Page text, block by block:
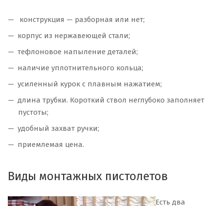
конструкция — разборная или нет;
корпус из нержавеющей стали;
тефлоновое напыление деталей;
наличие уплотнительного кольца;
усиленный курок с плавным нажатием;
длина трубки. Короткий ствол неглубоко заполняет
пустоты;
удобный захват ручки;
приемлемая цена.
Виды монтажных пистолетов
Есть два